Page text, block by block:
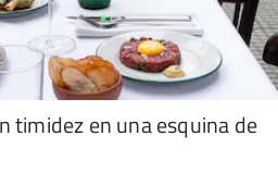
timidez en una esquina de